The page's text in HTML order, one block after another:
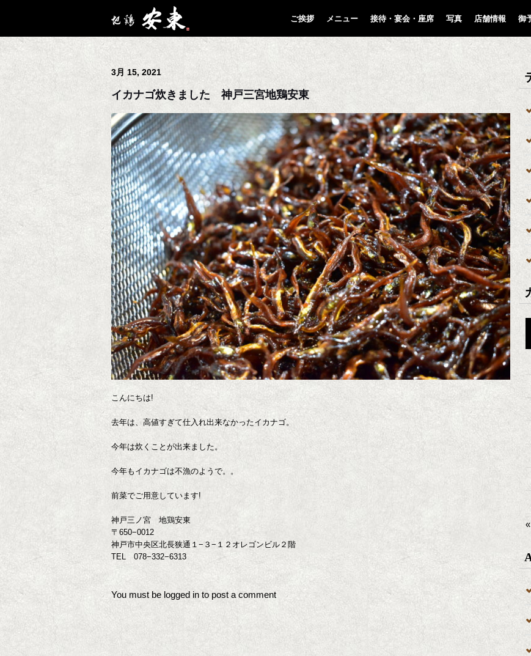
ご挨拶 メニュー 接待・宴会・座席 写真 店舗情報 御
3月 15, 2021
イカナゴ炊きました 神戸三宮地鶏安東
こんにちは!
去年は、高値すぎて仕入れ出来なかったイカナゴ。
今年は炊くことが出来ました。
今年もイカナゴは不漁のようで。。
前菜でご用意しています!
神戸三ノ宮 地鶏安東
〒650−0012
神戸市中央区北長狭通１−３−１２オレゴンビル２階
TEL 078−332−6313
You must be logged into post a comment